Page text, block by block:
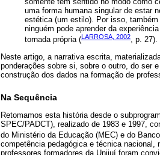
uma forma humana singular de estar
estética (um estilo). Por isso, também
ninguém pode aprender da
tornada própria (LARROSA, 2002, p. 27).
Neste artigo, a narrativa escrita,
ponderações sobre si, sobre o outro, do ser
construção dos dados na formação de
Na Sequência
Retomamos esta história desde o
SPEC/PADCT), realizado de 1983 e 1997,
do Ministério da Educação (MEC) e do
competência pedagógica e técnica
professores formadores da Unijuí foram